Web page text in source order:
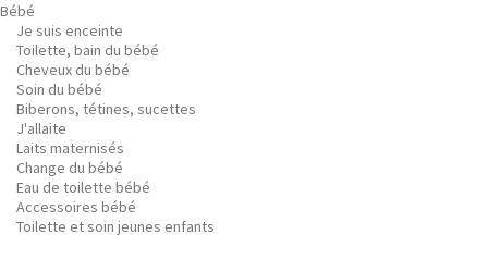
Bébé
Je suis enceinte
Toilette, bain du bébé
Cheveux du bébé
Soin du bébé
Biberons, tétines, sucettes
J'allaite
Laits maternisés
Change du bébé
Eau de toilette bébé
Accessoires bébé
Toilette et soin jeunes enfants